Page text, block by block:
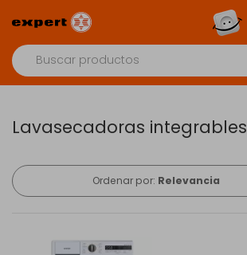
Lavasecadoras integrables
Ordenar por: Relevancia